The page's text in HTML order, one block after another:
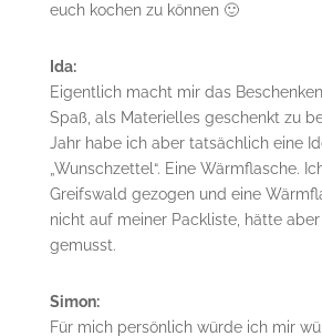
euch kochen zu können 🙂
Ida:
Eigentlich macht mir das
Spaß, als Materielles geschenkt zu
Jahr habe ich aber tatsächlich eine
„Wunschzettel“. Eine Wärmflasche.
Greifswald gezogen und eine
nicht auf meiner Packliste, hätte
gemusst.
Simon:
Für mich persönlich würde ich mir